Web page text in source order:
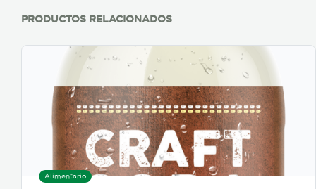
PRODUCTOS RELACIONADOS
Alimentario